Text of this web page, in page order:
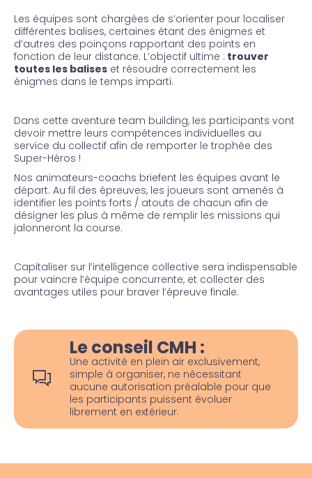
Les équipes sont chargées de s’orienter pour localiser
différentes balises, certaines étant des énigmes et
d’autres des poinçons rapportant des points en
fonction de leur distance. L’objectif ultime : trouver
toutes les balises et résoudre correctement les
énigmes dans le temps imparti.
Dans cette aventure team building, les participants vont
devoir mettre leurs compétences individuelles au
service du collectif afin de remporter le trophée des
Super-Héros !
Nos animateurs-coachs briefent les équipes avant le
départ. Au fil des épreuves, les joueurs sont amenés à
identifier les points forts / atouts de chacun afin de
désigner les plus à même de remplir les missions qui
jalonneront la course.
Capitaliser sur l’intelligence collective sera indispensable
pour vaincre l’équipe concurrente, et collecter des
avantages utiles pour braver l’épreuve finale.
Le conseil CMH :
Une activité en plein air exclusivement,
simple à organiser, ne nécessitant
aucune autorisation préalable pour que
les participants puissent évoluer
librement en extérieur.